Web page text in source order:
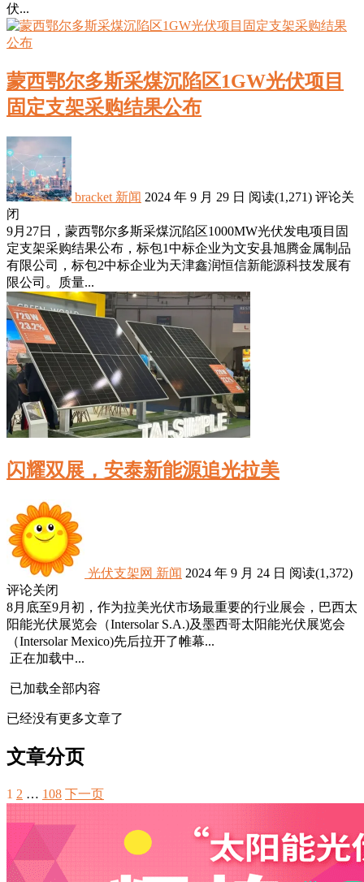
伏...
蒙西鄂尔多斯采煤沉陷区1GW光伏项目
固定支架采购结果公布
bracket 新闻 2024 年 9 月 29 日 阅读(1,271) 评论关
闭
9月27日，蒙西鄂尔多斯采煤沉陷区1000MW光伏发电项目固
定支架采购结果公布，标包1中标企业为文安县旭腾金属制品
有限公司，标包2中标企业为天津鑫润恒信新能源科技发展有
限公司。质量...
闪耀双展，安泰新能源追光拉美
光伏支架网 新闻 2024 年 9 月 24 日 阅读(1,372)
评论关闭
8月底至9月初，作为拉美光伏市场最重要的行业展会，巴西太
阳能光伏展览会（Intersolar S.A.)及墨西哥太阳能光伏展览会
（Intersolar Mexico)先后拉开了帷幕...
正在加载中...
已加载全部内容
已经没有更多文章了
文章分页
1 2 … 108 下一页